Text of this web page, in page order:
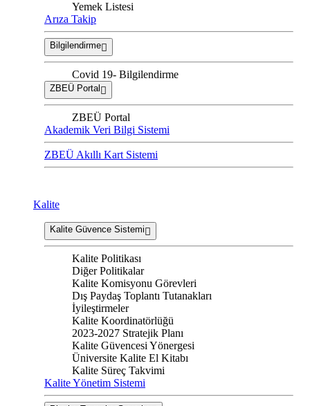
Yemek Listesi
Arıza Takip
Bilgilendirme
Covid 19- Bilgilendirme
ZBEÜ Portal
ZBEÜ Portal
Akademik Veri Bilgi Sistemi
ZBEÜ Akıllı Kart Sistemi
Kalite
Kalite Güvence Sistemi
Kalite Politikası
Diğer Politikalar
Kalite Komisyonu Görevleri
Dış Paydaş Toplantı Tutanakları
İyileştirmeler
Kalite Koordinatörlüğü
2023-2027 Stratejik Planı
Kalite Güvencesi Yönergesi
Üniversite Kalite El Kitabı
Kalite Süreç Takvimi
Kalite Yönetim Sistemi